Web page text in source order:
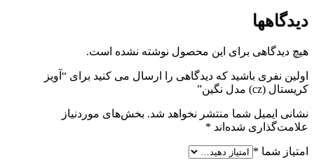
دیدگاهها
هیچ دیدگاهی برای این محصول نوشته نشده است.
اولین نفری باشید که دیدگاهی را ارسال می کنید برای “آویز
کریستال (cz) مدل نگین”
نشانی ایمیل شما منتشر نخواهد شد. بخش‌های موردنیاز
علامت‌گذاری شده‌اند *
امتیاز شما *